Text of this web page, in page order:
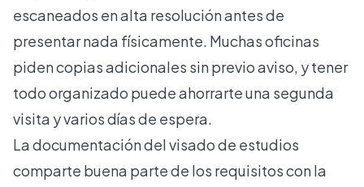
escaneados en alta resolución antes de
presentar nada físicamente. Muchas oficinas
piden copias adicionales sin previo aviso, y tener
todo organizado puede ahorrarte una segunda
visita y varios días de espera.
La documentación del visado de estudios
comparte buena parte de los requisitos con la